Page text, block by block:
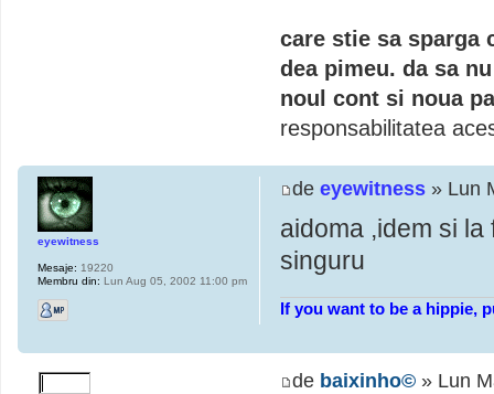
care stie sa sparga
dea pimeu. da sa
noul cont si noua
responsabilitatea
de eyewitness » Lun
aidoma ,idem si
singuru
If you want to be a hippie,
eyewitness
Mesaje: 19220
Membru din: Lun Aug 05, 2002 11:00 pm
de baixinho© » Lun